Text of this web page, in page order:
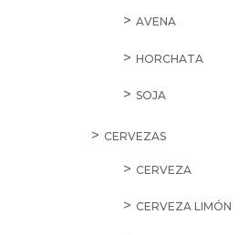
AVENA
HORCHATA
SOJA
CERVEZAS
CERVEZA
CERVEZA LIMÓN